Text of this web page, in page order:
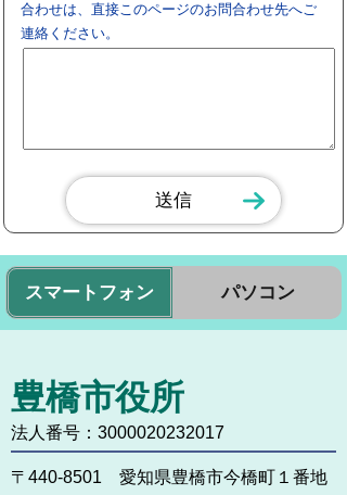
合わせは、直接このページのお問合わせ先へご
連絡ください。
スマートフォン パソコン
豊橋市役所
法人番号：3000020232017
〒440-8501 愛知県豊橋市今橋町１番地